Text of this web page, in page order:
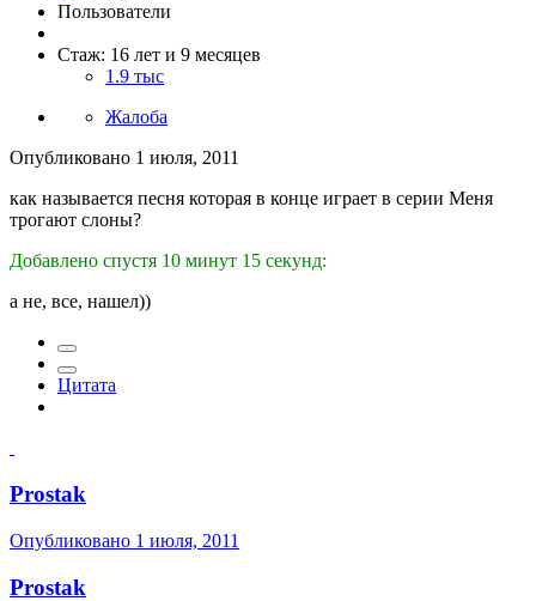
Пользователи
Стаж: 16 лет и 9 месяцев
1.9 тыс
Жалоба
Опубликовано 1 июля, 2011
как называется песня которая в конце играет в серии Меня
трогают слоны?
Добавлено спустя 10 минут 15 секунд:
а не, все, нашел))
Цитата
Prostak
Опубликовано 1 июля, 2011
Prostak